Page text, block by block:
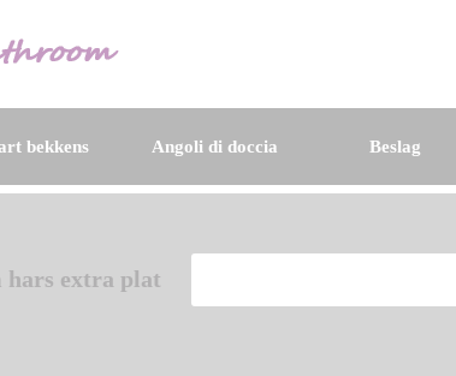
bekkens Angoli di doccia Beslag
hars extra plat